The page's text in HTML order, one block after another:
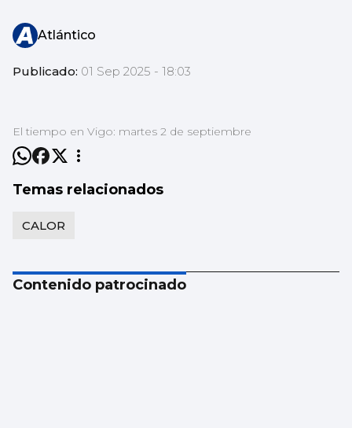
Atlántico
Publicado: 01 Sep 2025 - 18:03
El tiempo en Vigo: martes 2 de septiembre
Temas relacionados
CALOR
Contenido patrocinado